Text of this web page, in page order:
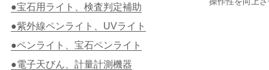
●宝石用ライト、検査判定補助
●紫外線ペンライト、UVライト
●ペンライト、宝石ペンライト
●電子天びん、計量計測機器